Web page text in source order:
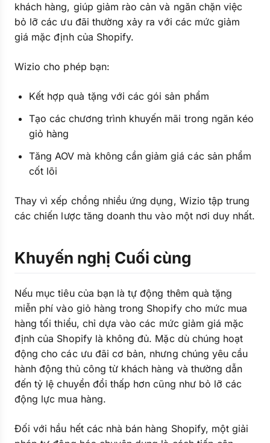
khách hàng, giúp giảm rào cản và ngăn chặn việc
bỏ lỡ các ưu đãi thường xảy ra với các mức giảm
giá mặc định của Shopify.
Wizio cho phép bạn:
Kết hợp quà tặng với các gói sản phẩm
Tạo các chương trình khuyến mãi trong ngăn kéo
giỏ hàng
Tăng AOV mà không cần giảm giá các sản phẩm
cốt lõi
Thay vì xếp chồng nhiều ứng dụng, Wizio tập trung
các chiến lược tăng doanh thu vào một nơi duy nhất.
Khuyến nghị Cuối cùng
Nếu mục tiêu của bạn là tự động thêm quà tặng
miễn phí vào giỏ hàng trong Shopify cho mức mua
hàng tối thiểu, chỉ dựa vào các mức giảm giá mặc
định của Shopify là không đủ. Mặc dù chúng hoạt
động cho các ưu đãi cơ bản, nhưng chúng yêu cầu
hành động thủ công từ khách hàng và thường dẫn
đến tỷ lệ chuyển đổi thấp hơn cũng như bỏ lỡ các
động lực mua hàng.
Đối với hầu hết các nhà bán hàng Shopify, một giải